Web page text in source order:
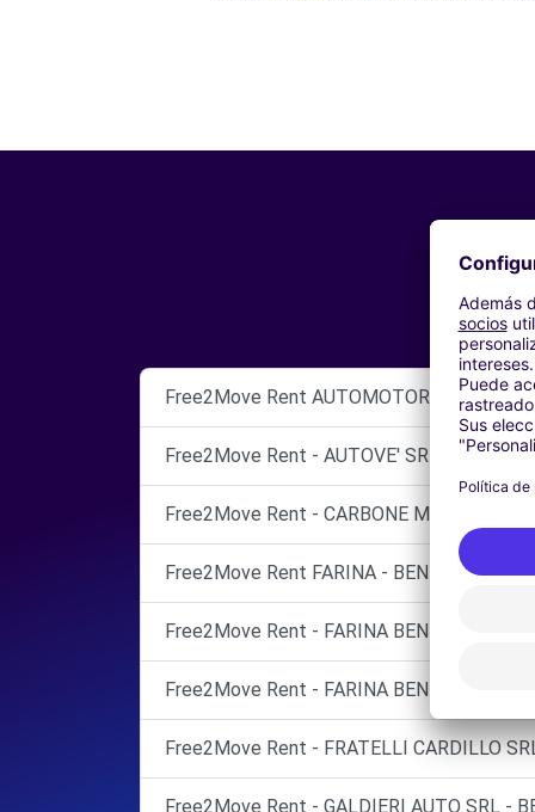
Free2Move Rent AUTOMOTORI S.R.L.
Free2Move Rent - AUTOVE' SRL -
Free2Move Rent - CARBONE MOTORS -
Free2Move Rent FARINA - BENEVENTO
Free2Move Rent - FARINA BENEVENTO -
Free2Move Rent - FARINA BENEVENTO -
Free2Move Rent - FRATELLI CARDILLO
Free2Move Rent - GALDIERI AUTO SRL -